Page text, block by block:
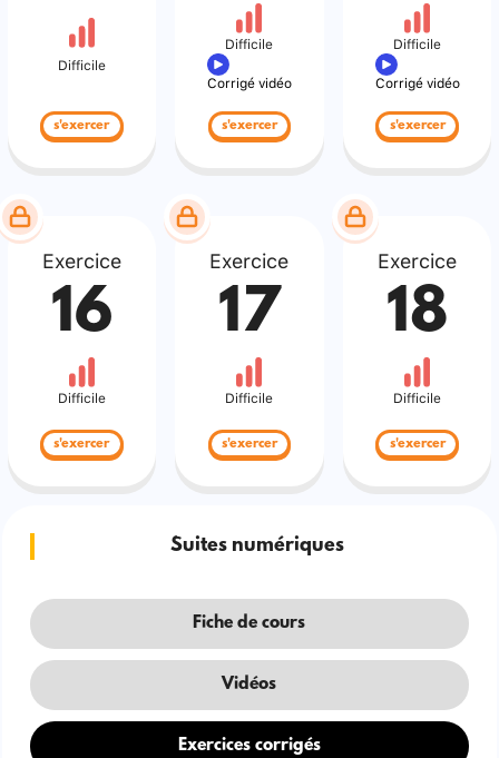
Difficile
s'exercer
Difficile
Corrigé vidéo
s'exercer
Difficile
Corrigé vidéo
s'exercer
Exercice
16
Difficile
s'exercer
Exercice
17
Difficile
s'exercer
Exercice
18
Difficile
s'exercer
Suites numériques
Fiche de cours
Vidéos
Exercices corrigés